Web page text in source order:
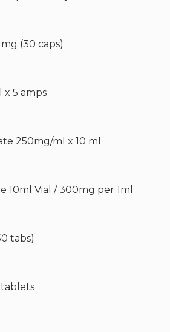
(30 caps)
5 amps
250mg/ml x 10 ml
10ml Vial / 300mg per 1ml
tabs)
tablets